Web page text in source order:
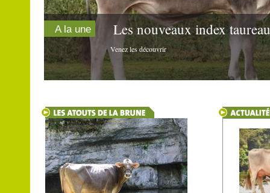
A la une Les nouveaux index
Venez les découvrir